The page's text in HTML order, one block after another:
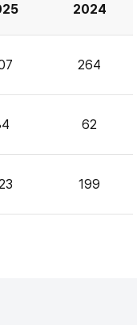
2024
264
62
199